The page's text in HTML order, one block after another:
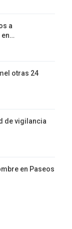
a
en…
otras 24
de vigilancia
en Paseos